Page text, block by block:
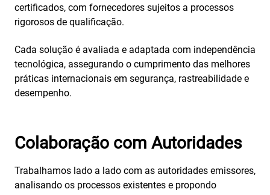
certificados, com fornecedores sujeitos a processos
rigorosos de qualificação.
Cada solução é avaliada e adaptada com independência
tecnológica, assegurando o cumprimento das melhores
práticas internacionais em segurança, rastreabilidade e
desempenho.
Colaboração com Autoridades
Trabalhamos lado a lado com as autoridades emissores,
analisando os processos existentes e propondo